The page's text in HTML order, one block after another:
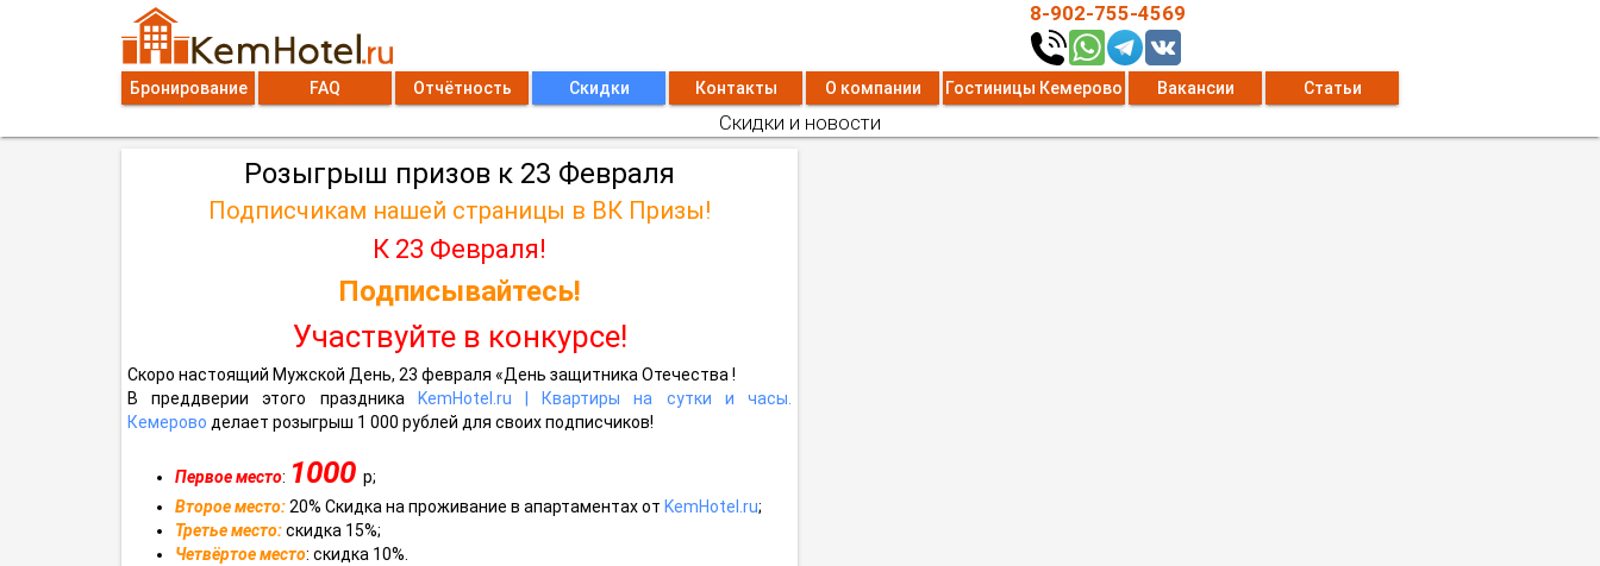
8-902-755-4569
Бронирование FAQ Отчётность Скидки Контакты О компании Гостиницы Кемерово Вакансии Статьи
Скидки и новости
Розыгрыш призов к 23 Февраля
Подписчикам нашей страницы в ВК Призы!
К 23 Февраля!
Подписывайтесь!
Участвуйте в конкурсе!
Скоро настоящий Мужской День, 23 февраля «День защитника Отечества !
В преддверии этого праздника
KemHotel.ru | Квартиры на сутки и часы.
Кемерово делает розыгрыш 1 000 рублей для своих подписчиков!
Первое место: 1000 р;
Второе место: 20% Скидка на проживание в апартаментах от KemHotel.ru;
Третье место:скидка 15%;
Четвёртое место: скидка 10%.